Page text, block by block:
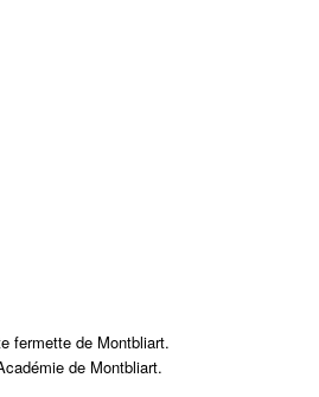
fermette de Montbliart.
de Montbliart.